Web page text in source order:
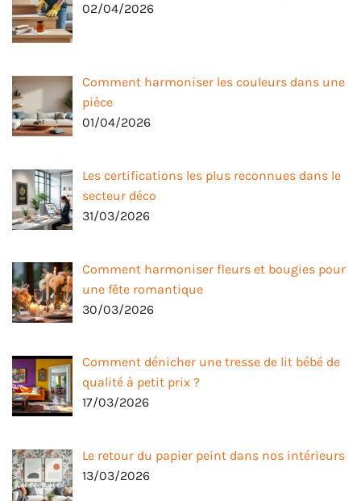
02/04/2026
Comment harmoniser les couleurs dans une
pièce
01/04/2026
Les certifications les plus reconnues dans le
secteur déco
31/03/2026
Comment harmoniser fleurs et bougies pour
une fête romantique
30/03/2026
Comment dénicher une tresse de lit bébé de
qualité à petit prix ?
17/03/2026
Le retour du papier peint dans nos intérieurs
13/03/2026